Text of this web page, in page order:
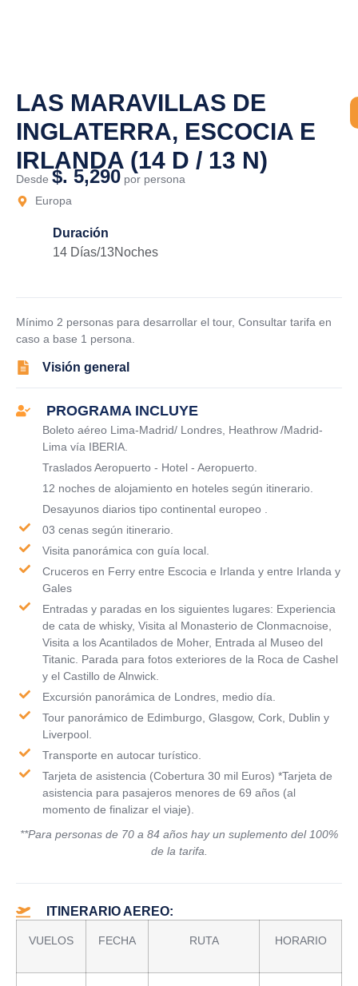
LAS MARAVILLAS DE
INGLATERRA, ESCOCIA E
IRLANDA (14 D / 13 N)
Desde $. 5,290 por persona
Europa
Duración
14 Días/13Noches
Mínimo 2 personas para desarrollar el tour, Consultar tarifa en
caso a base 1 persona.
Visión general
PROGRAMA INCLUYE
Boleto aéreo Lima-Madrid/ Londres, Heathrow /Madrid-
Lima vía IBERIA.
Traslados Aeropuerto - Hotel - Aeropuerto.
12 noches de alojamiento en hoteles según itinerario.
Desayunos diarios tipo continental europeo .
03 cenas según itinerario.
Visita panorámica con guía local.
Cruceros en Ferry entre Escocia e Irlanda y entre Irlanda y
Gales
Entradas y paradas en los siguientes lugares: Experiencia
de cata de whisky, Visita al Monasterio de Clonmacnoise,
Visita a los Acantilados de Moher, Entrada al Museo del
Titanic. Parada para fotos exteriores de la Roca de Cashel
y el Castillo de Alnwick.
Excursión panorámica de Londres, medio día.
Tour panorámico de Edimburgo, Glasgow, Cork, Dublin y
Liverpool.
Transporte en autocar turístico.
Tarjeta de asistencia (Cobertura 30 mil Euros) *Tarjeta de
asistencia para pasajeros menores de 69 años (al
momento de finalizar el viaje).
**Para personas de 70 a 84 años hay un suplemento del 100%
de la tarifa.
ITINERARIO AEREO:
VUELOS FECHA RUTA HORARIO